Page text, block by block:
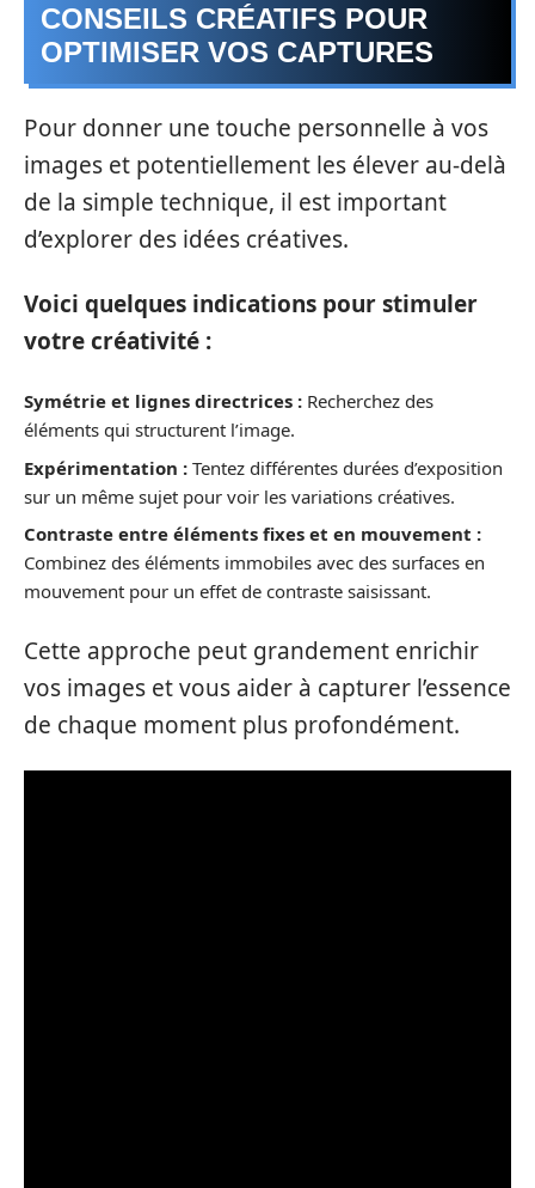
CONSEILS CRÉATIFS POUR
OPTIMISER VOS CAPTURES
Pour donner une touche personnelle à vos
images et potentiellement les élever au-delà
de la simple technique, il est important
d’explorer des idées créatives.
Voici quelques indications pour stimuler
votre créativité :
Symétrie et lignes directrices : Recherchez des
éléments qui structurent l’image.
Expérimentation : Tentez différentes durées d’exposition
sur un même sujet pour voir les variations créatives.
Contraste entre éléments fixes et en mouvement :
Combinez des éléments immobiles avec des surfaces en
mouvement pour un effet de contraste saisissant.
Cette approche peut grandement enrichir
vos images et vous aider à capturer l’essence
de chaque moment plus profondément.